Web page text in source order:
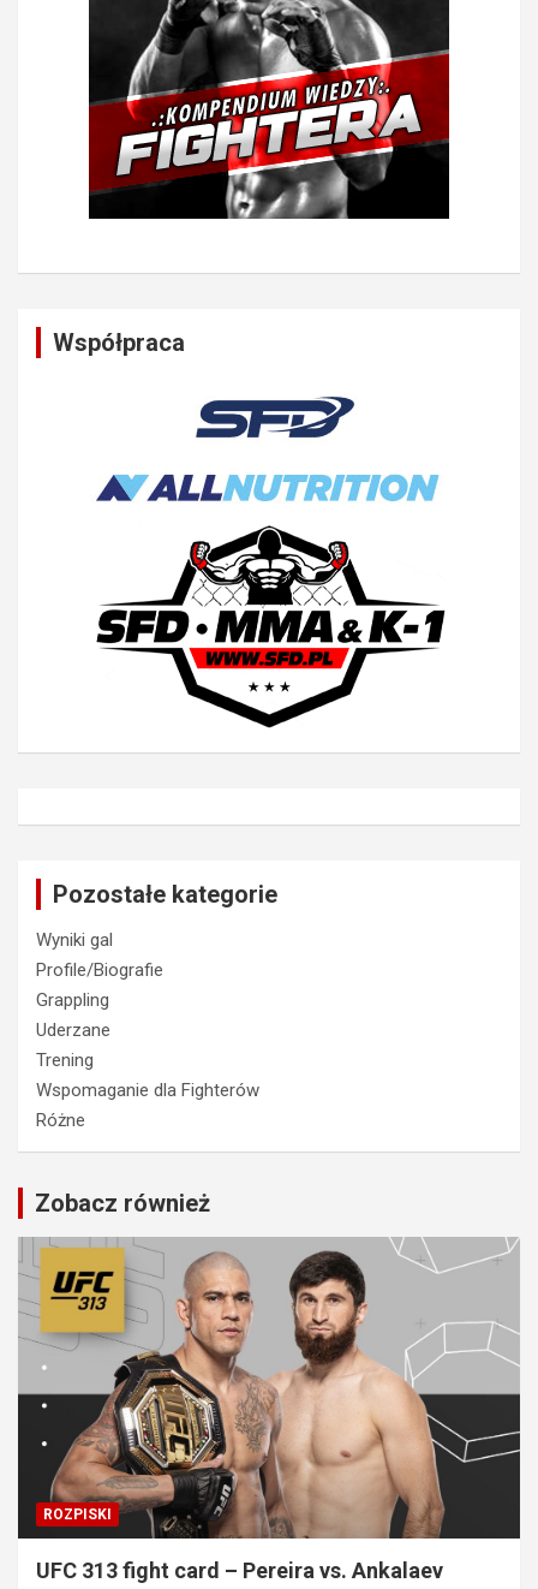
Współpraca
Pozostałe kategorie
Wyniki gal
Profile/Biografie
Grappling
Uderzane
Trening
Wspomaganie dla Fighterów
Różne
Zobacz również
ROZPISKI
UFC 313 fight card – Pereira vs. Ankalaev